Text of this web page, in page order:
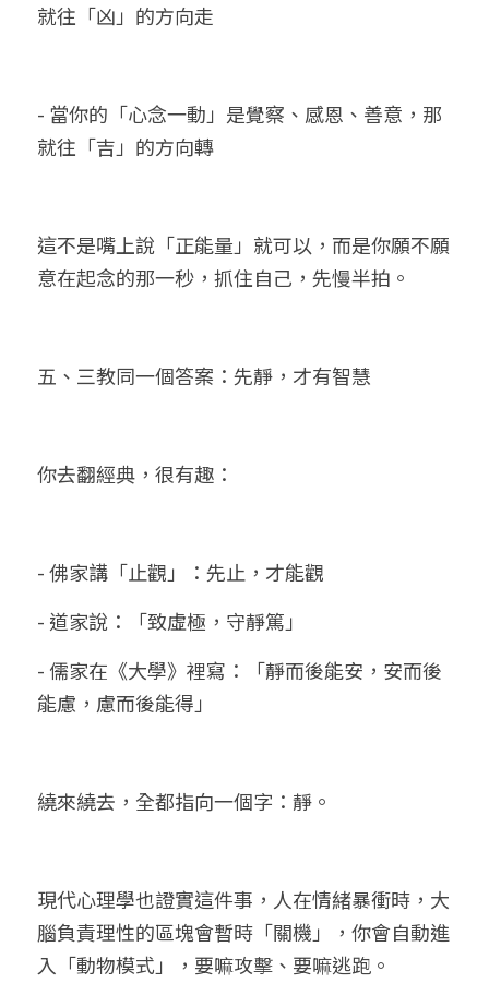
就往「凶」的方向走
- 當你的「心念一動」是覺察、感恩、善意，那
就往「吉」的方向轉
這不是嘴上說「正能量」就可以，而是你願不願
意在起念的那一秒，抓住自己，先慢半拍。
五、三教同一個答案：先靜，才有智慧
你去翻經典，很有趣：
- 佛家講「止觀」：先止，才能觀
- 道家說：「致虛極，守靜篤」
- 儒家在《大學》裡寫：「靜而後能安，安而後
能慮，慮而後能得」
繞來繞去，全都指向一個字：靜。
現代心理學也證實這件事，人在情緒暴衝時，大
腦負責理性的區塊會暫時「關機」，你會自動進
入「動物模式」，要嘛攻擊、要嘛逃跑。